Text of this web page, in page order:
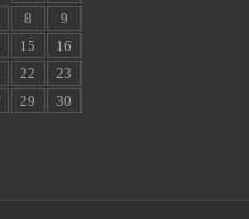
8
9
15
16
22
23
29
30